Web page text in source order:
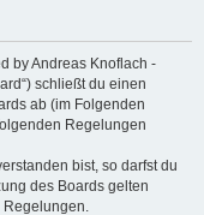
by Andreas Knoflach -
schließt du einen
ab (im Folgenden
Regelungen
bist, so darfst du
des Boards gelten
Regelungen.